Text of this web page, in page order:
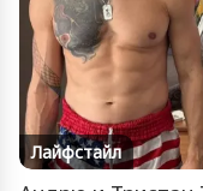
Лайфстайл